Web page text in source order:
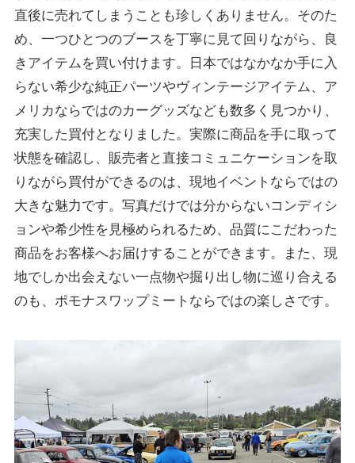
直後に売れてしまうことも珍しくありません。そのた
め、一つひとつのブースを丁寧に見て回りながら、良
きアイテムを買い付けます。日本ではなかなか手に入
らない希少な純正パーツやヴィンテージアイテム、ア
メリカならではのカーグッズなども数多く見つかり、
充実した買付となりました。実際に商品を手に取って
状態を確認し、販売者と直接コミュニケーションを取
りながら買付ができるのは、現地イベントならではの
大きな魅力です。写真だけでは分からないコンディシ
ョンや希少性を見極められるため、品質にこだわった
商品をお客様へお届けすることができます。また、現
地でしか出会えない一点物や掘り出し物に巡り合える
のも、ポモナスワップミートならではの楽しさです。